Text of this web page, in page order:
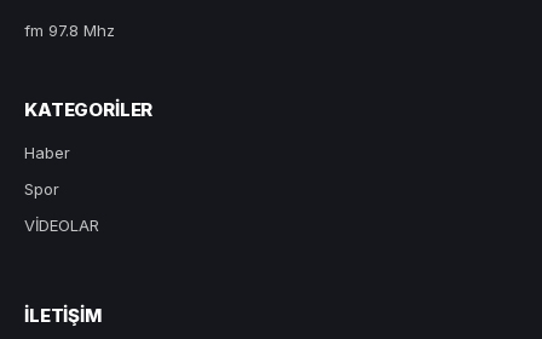
fm 97.8 Mhz
KATEGORILER
Haber
Spor
VİDEOLAR
ILETIŞIM